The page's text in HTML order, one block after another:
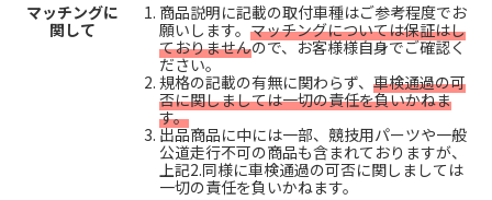
マッチングに
関して
商品説明に記載の取付車種はご参考程度でお
願いします。 マッチングについては保証はし
ておりませんので、お客様様自身でご確認く
ださい。
規格の記載の有無に関わらず、 車検通過の可
否に関しましては一切の責任を負いかねま
す。
出品商品に中には一部、競技用パーツや一般
公道走行不可の商品も含まれておりますが、
上記2.同様に車検通過の可否に関しましては
一切の責任を負いかねます。